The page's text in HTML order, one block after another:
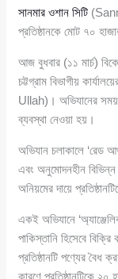
সানমার ওশান সিটি
প্রতিষ্ঠানকে মোট ৭০
আজ বুধবার (১১ মার্চ)
চট্টগ্রাম বিভাগীয়
Ullah)। অভিযানের সময়
ব্যবস্থা নেওয়া হয়।
অভিযান চলাকালে ‘রেড
এবং অনুমোদনহীন বিভিন্ন
অনিয়মের দায়ে
একই অভিযানে
পাকিস্তানি হিসেবে
প্রতিষ্ঠানটি পণ্যের বৈধ
কারণে প্রতিষ্ঠানটিকে ২০